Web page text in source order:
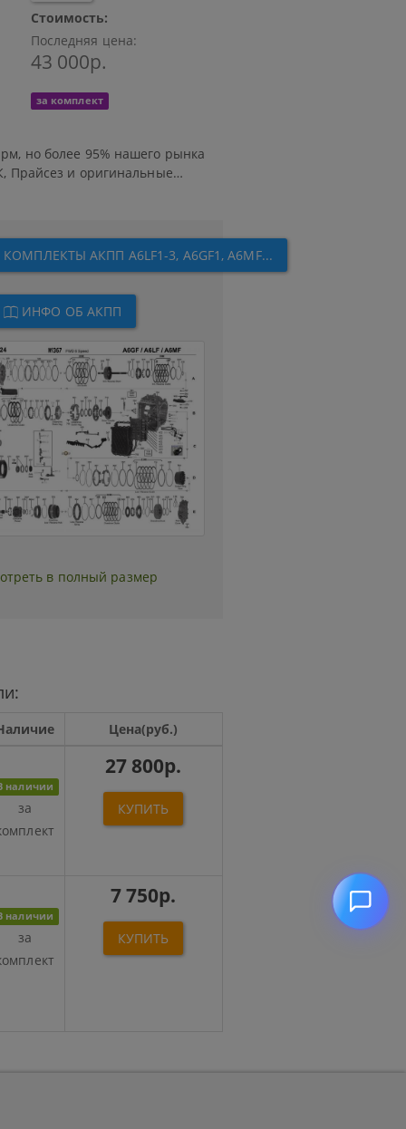
Стоимость:
Последняя цена:
43 000р.
за комплект
но более 95% нашего рынка
Прайсез и оригинальные
и пластиковые детали,
АКПП. Некоторые расходники
масла и обрезиненные
АКПП A6LF1-3, A6GF1, A6MF...
ИНФО ОБ АКПП
в полный размер
Цена(руб.)
наличии
за
27 800р.
КУПИТЬ
наличии
за
7 750р.
КУПИТЬ